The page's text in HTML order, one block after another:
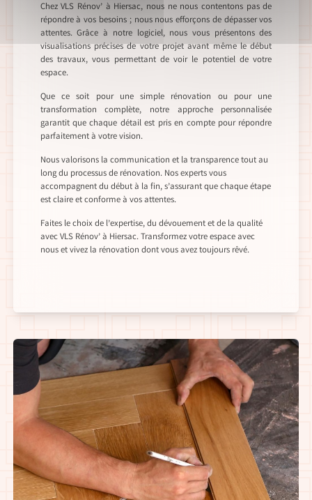
Chez VLS Rénov’ à Hiersac, nous ne nous contentons pas de
répondre à vos besoins ; nous nous efforçons de dépasser vos
attentes. Grâce à notre logiciel, nous vous présentons des
visualisations précises de votre projet avant même le début
des travaux, vous permettant de voir le potentiel de votre
espace.
Que ce soit pour une simple rénovation ou pour une
transformation complète, notre approche personnalisée
garantit que chaque détail est pris en compte pour répondre
parfaitement à votre vision.
Nous valorisons la communication et la transparence tout au
long du processus de rénovation. Nos experts vous
accompagnent du début à la fin, s’assurant que chaque étape
est claire et conforme à vos attentes.
Faites le choix de l’expertise, du dévouement et de la qualité
avec VLS Rénov’ à Hiersac. Transformez votre espace avec
nous et vivez la rénovation dont vous avez toujours rêvé.